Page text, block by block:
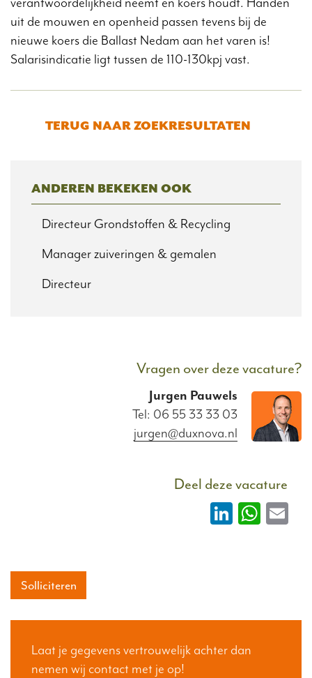
uit de mouwen en openheid passen tevens bij de
nieuwe koers die Ballast Nedam aan het varen is!
Salarisindicatie ligt tussen de 110-130kpj vast.
TERUG NAAR ZOEKRESULTATEN
ANDEREN BEKEKEN OOK
Directeur Grondstoffen & Recycling
Manager zuiveringen & gemalen
Directeur
Vragen over deze vacature?
Jurgen Pauwels
Tel: 06 55 33 33 03
jurgen@duxnova.nl
Deel deze vacature
LinkedIn
Solliciteren
Laat je gegevens vertrouwelijk achter dan
nemen wij contact met je op!